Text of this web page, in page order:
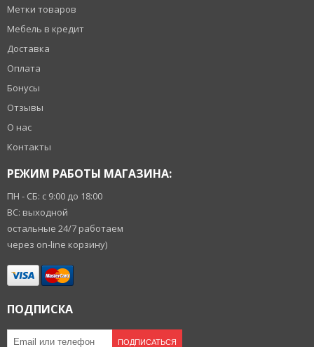
Метки товаров
Мебель в кредит
Доставка
Оплата
Бонусы
Отзывы
О нас
Контакты
РЕЖИМ РАБОТЫ МАГАЗИНА:
ПН - СБ: с 9:00 до 18:00
ВС: выходной
остальные 24/7 работаем
через on-line корзину)
ПОДПИСКА
ПОДПИСАТЬСЯ